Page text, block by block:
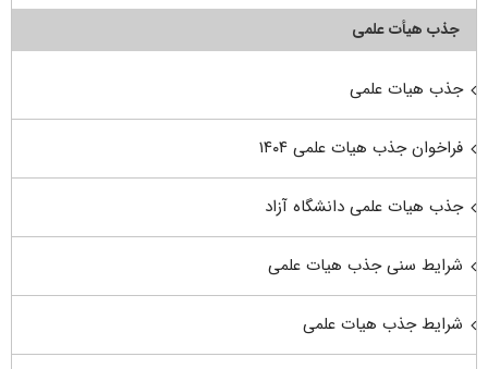
جذب هیأت علمی
جذب هیات علمی
فراخوان جذب هیات علمی ۱۴۰۴
جذب هیات علمی دانشگاه آزاد
شرایط سنی جذب هیات علمی
شرایط جذب هیات علمی